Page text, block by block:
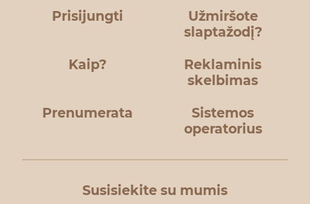
Prisijungti
Užmiršote
slaptažodį?
Kaip?
Reklaminis
skelbimas
Prenumerata
Sistemos
operatorius
Susisiekite su mumis